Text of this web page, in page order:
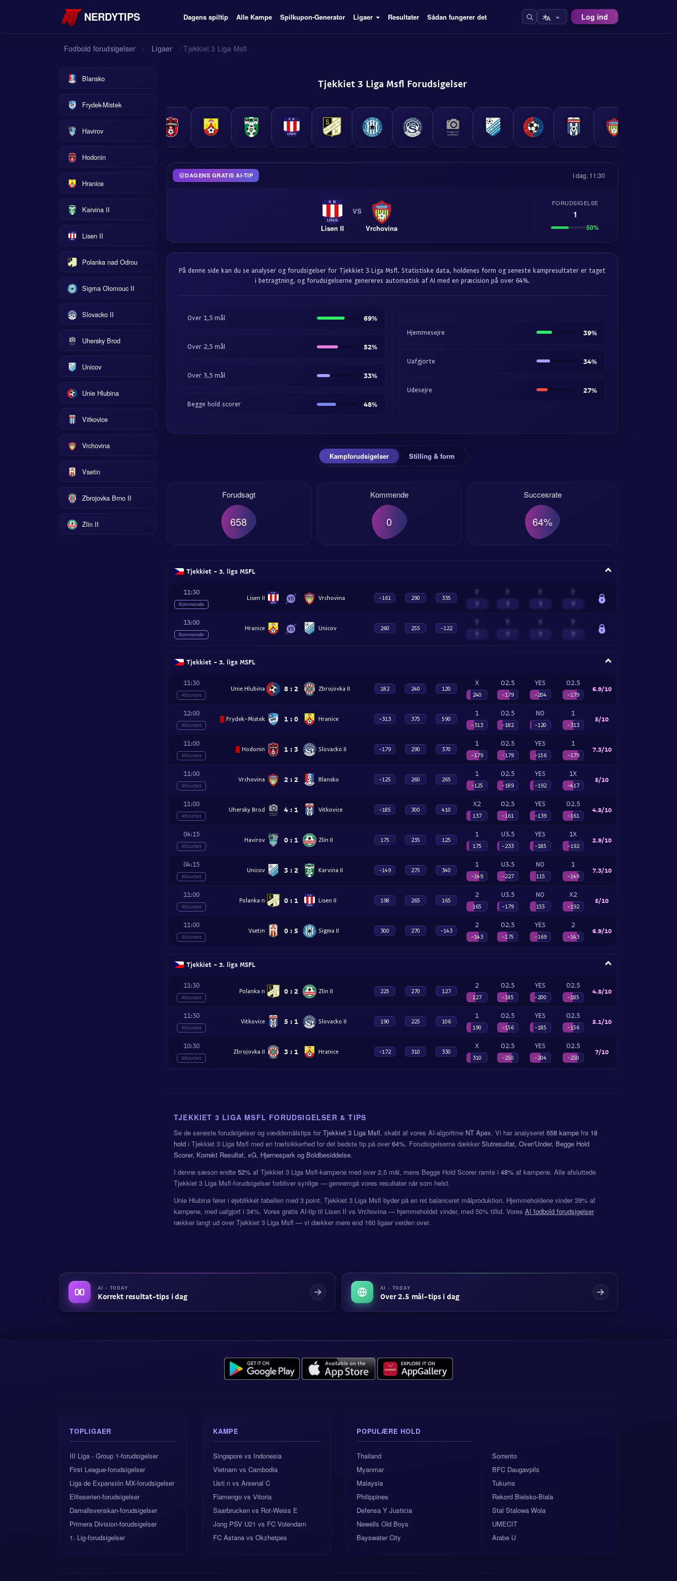
NERDYTIPS Dagens spiltip Alle Kampe Spilkupon-Generator Ligaer Resultater Sådan fungerer det Log ind
Fodbold forudsigelser / Ligaer / Tjekkiet 3 Liga Msfl
Blansko
Frydek-Mistek
Havirov
Hodonin
Hranice
Karvina II
Lisen II
Polanka nad Odrou
Sigma Olomouc II
Slovacko II
Uhersky Brod
Unicov
Unie Hlubina
Vitkovice
Vrchovina
Vsetin
Zbrojovka Brno II
Zlin II
Tjekkiet 3 Liga Msfl Forudsigelser
DAGENS GRATIS AI-TIP I dag, 11:30
Lisen II
VS
Vrchovina
FORUDSIGELSE
1
50%
På denne side kan du se analyser og forudsigelser for Tjekkiet 3 Liga Msfl. Statistiske data, holdenes form og seneste kampresultater er taget
i betragtning, og forudsigelserne genereres automatisk af AI med en præcision på over 64%.
Over 1,5 mål 69%
Over 2,5 mål 52%
Over 3,5 mål 33%
Begge hold scorer 48%
Hjemmesejre 39%
Uafgjorte 34%
Udesejre 27%
Kampforudsigelser Stilling & form
Forudsagt
658
Kommende
0
Succesrate
64%
Tjekkiet - 3. liga MSFL
11:30
Kommende
Lisen II Vrchovina -161 290 335
? ? ? ?
13:00
Kommende
Hranice Unicov 260 255 -122
? ? ? ?
Tjekkiet - 3. liga MSFL
11:30
Afsluttet
Unie Hlubina 8 : 2 Zbrojovka II 182 240 120
X
240
O2.5
-179
YES
-204
O2.5
-179
6.9/10
12:00
Afsluttet
Frydek-Mistek 1 : 0 Hranice -313 375 590
1
-313
O2.5
-182
NO
-120
1
-313
5/10
11:00
Afsluttet
Hodonin 1 : 3 Slovacko II -179 290 370
1
-179
O2.5
-179
YES
-156
1
-179
7.3/10
11:00
Afsluttet
Vrchovina 2 : 2 Blansko -125 260 265
1
-125
O2.5
-189
YES
-192
1X
-417
5/10
11:00
Afsluttet
Uhersky Brod 4 : 1 Vitkovice -185 300 410
X2
137
O2.5
-161
YES
-139
O2.5
-161
4.8/10
04:15
Afsluttet
Havirov 0 : 1 Zlin II 175 235 125
1
175
U3.5
-233
YES
-185
1X
-192
2.9/10
04:15
Afsluttet
Unicov 3 : 2 Karvina II -149 275 340
1
-149
U3.5
-227
NO
115
1
-149
7.3/10
11:00
Afsluttet
Polanka n 0 : 1 Lisen II 198 265 165
2
165
U3.5
-179
NO
155
X2
-192
5/10
11:00
Afsluttet
Vsetin 0 : 5 Sigma II 300 270 -143
2
-143
O2.5
-175
YES
-169
2
-143
6.9/10
Tjekkiet - 3. liga MSFL
11:30
Afsluttet
Polanka n 0 : 2 Zlin II 225 270 127
2
127
O2.5
-185
YES
-200
O2.5
-185
4.8/10
11:30
Afsluttet
Vitkovice 5 : 1 Slovacko II 190 225 106
1
190
O2.5
-156
YES
-185
O2.5
-156
5.1/10
10:30
Afsluttet
Zbrojovka II 3 : 1 Hranice -172 310 330
X
310
O2.5
-250
YES
-204
O2.5
-250
7/10
TJEKKIET 3 LIGA MSFL FORUDSIGELSER & TIPS
Se de seneste forudsigelser og væddemålstips for Tjekkiet 3 Liga Msfl, skabt af vores AI-algoritme NT Apex. Vi har analyseret 658 kampe fra 18
hold i Tjekkiet 3 Liga Msfl med en træfsikkerhed for det bedste tip på over 64%. Forudsigelserne dækker Slutresultat, Over/Under, Begge Hold
Scorer, Korrekt Resultat, xG, Hjørnespark og Boldbesiddelse.
I denne sæson endte 52% af Tjekkiet 3 Liga Msfl-kampene med over 2,5 mål, mens Begge Hold Scorer ramte i 48% af kampene. Alle afsluttede
Tjekkiet 3 Liga Msfl-forudsigelser forbliver synlige — gennemgå vores resultater når som helst.
Unie Hlubina fører i øjeblikket tabellen med 3 point. Tjekkiet 3 Liga Msfl byder på en ret balanceret målproduktion. Hjemmeholdene vinder 39% af
kampene, med uafgjort i 34%. Vores gratis AI-tip til Lisen II vs Vrchovina — hjemmeholdet vinder, med 50% tillid. Vores AI fodbold forudsigelser
rækker langt ud over Tjekkiet 3 Liga Msfl — vi dækker mere end 160 ligaer verden over.
AI · TODAY
Korrekt resultat-tips i dag
AI · TODAY
Over 2.5 mål-tips i dag
TOPLIGAER
III Liga - Group 1-forudsigelser
First League-forudsigelser
Liga de Expansión MX-forudsigelser
Eliteserien-forudsigelser
Damallsvenskan-forudsigelser
Primera Division-forudsigelser
1. Lig-forudsigelser
KAMPE
Singapore vs Indonesia
Vietnam vs Cambodia
Usti n vs Arsenal C
Flamengo vs Vitoria
Saarbrucken vs Rot-Weiss E
Jong PSV U21 vs FC Volendam
FC Astana vs Okzhetpes
POPULÆRE HOLD
Thailand
Myanmar
Malaysia
Philippines
Defensa Y Justicia
Newells Old Boys
Bayswater City
Sorrento
BFC Daugavpils
Tukums
Rekord Bielsko-Biala
Stal Stalowa Wola
UMECIT
Arabe U